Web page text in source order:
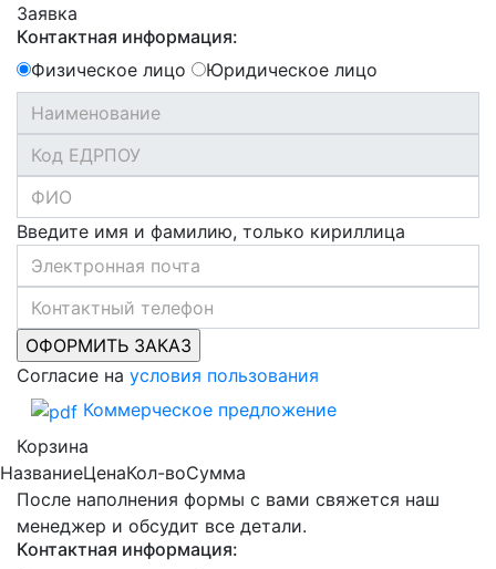
Заявка
Контактная информация:
Физическое лицо
Юридическое лицо
Введите имя и фамилию, только кириллица
Согласие на условия пользования
Коммерческое предложение
Корзина
НазваниеЦенаКол-воСумма
После наполнения формы с вами свяжется наш
менеджер и обсудит все детали.
Контактная информация: